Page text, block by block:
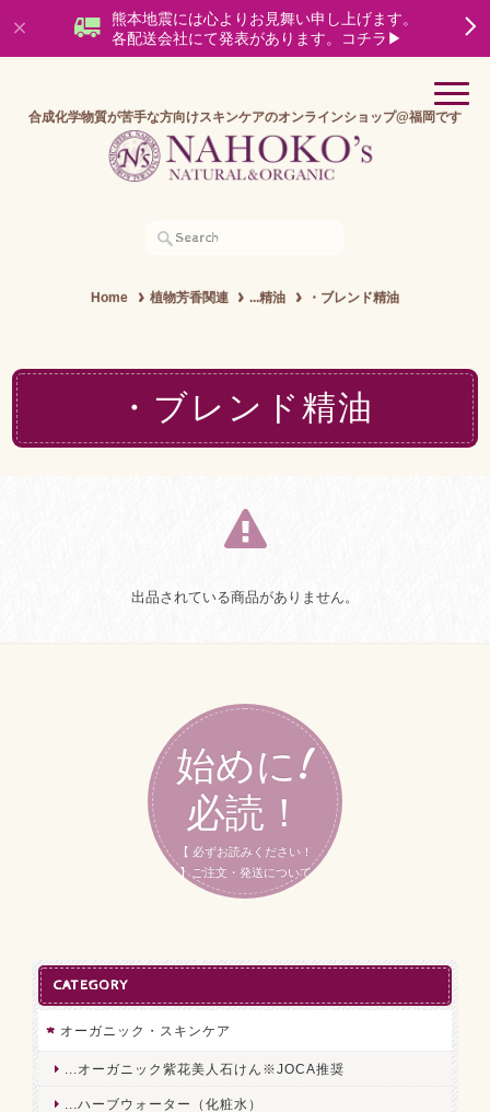
熊本地震には心よりお見舞い申し上げます。
各配送会社にて発表があります。コチラ▶
合成化学物質が苦手な方向けスキンケアのオンラインショップ@福岡です
Home 植物芳香関連 ...精油 ・ブレンド精油
・ブレンド精油
出品されている商品がありません。
始めに!
必読！
【 必ずお読みください！
】ご注文・発送について
CATEGORY
オーガニック・スキンケア
...オーガニック紫花美人石けん※JOCA推奨
...ハーブウォーター（化粧水）